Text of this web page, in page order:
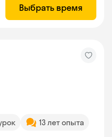
Выбрать время
13 лет опыта